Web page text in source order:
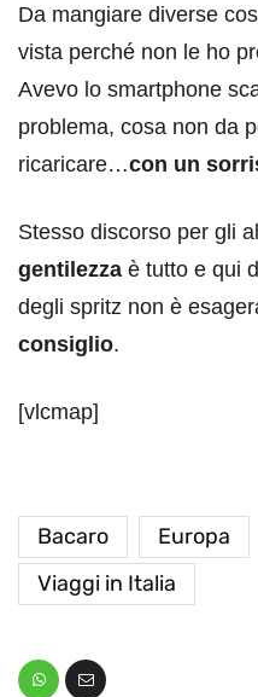
Da mangiare diverse
vista perché non le ho
Avevo lo smartphone
problema, cosa non da
ricaricare…con un
Stesso discorso per gli
gentilezza è tutto e qui
degli spritz non è
consiglio.
[vlcmap]
Bacaro Europa
Viaggi in Italia